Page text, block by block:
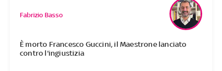
È morto Francesco Guccini, il Maestrone lanciato
contro l'ingiustizia
Fabrizio Basso